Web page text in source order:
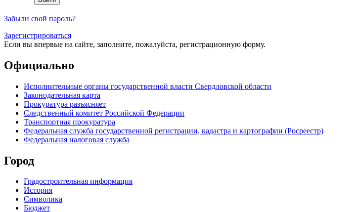
Забыли свой пароль?
Зарегистрироваться
Если вы впервые на сайте, заполните, пожалуйста, регистрационную форму.
Официально
Исполнительные органы государственной власти Свердловской области
Законодательная карта
Прокуратура разъясняет
Следственный комитет Российской Федерации
Транспортная прокуратура
Федеральная служба государственной регистрации, кадастра и картографии (Росреестр)
Федеральная налоговая служба
Город
Градостроительная информация
История
Символика
Бюджет